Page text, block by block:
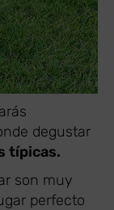
degustar
típicas.
son muy
perfecto